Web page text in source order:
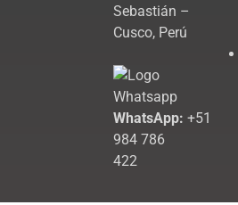
Sebastián –
Cusco, Perú
WhatsApp: +51
984 786
422